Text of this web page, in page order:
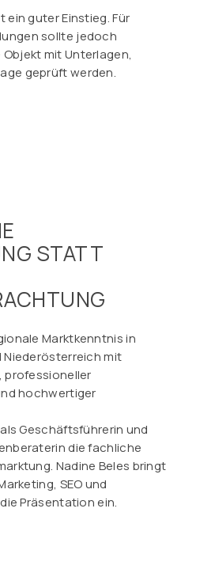
ein guter Einstieg. Für
sollte jedoch
mit Unterlagen,
geprüft werden.
STATT
Marktkenntnis in
Niederösterreich mit
professioneller
hochwertiger
Geschäftsführerin und
die fachliche
Nadine Beles bringt
SEO und
Präsentation ein.